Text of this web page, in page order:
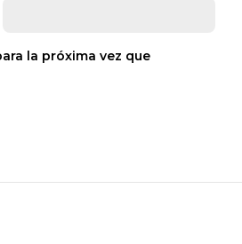
la próxima vez que